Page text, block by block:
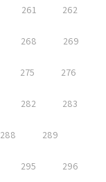
261 262
268 269
275 276
282 283
288 289
295 296